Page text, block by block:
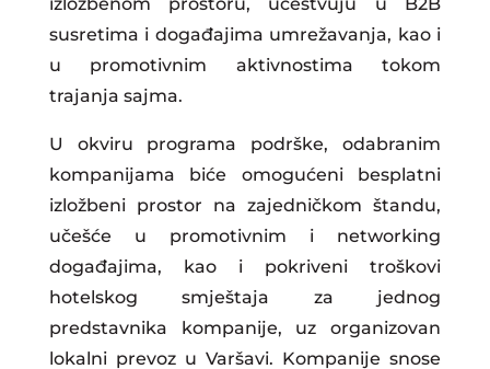
susretima i događajima umrežavanja, kao i
u promotivnim aktivnostima tokom
trajanja sajma.
U okviru programa podrške, odabranim
kompanijama biće omogućeni besplatni
izložbeni prostor na zajedničkom štandu,
učešće u promotivnim i networking
događajima, kao i pokriveni troškovi
hotelskog smještaja za jednog
predstavnika kompanije, uz organizovan
lokalni prevoz u Varšavi. Kompanije snose